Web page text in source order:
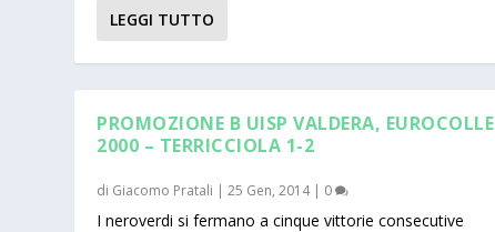
LEGGI TUTTO
PROMOZIONE B UISP VALDERA, EUROCOLLE
2000 – TERRICCIOLA 1-2
di Giacomo Pratali |25 Gen, 2014| 0
I neroverdi si fermano a cinque vittorie consecutive